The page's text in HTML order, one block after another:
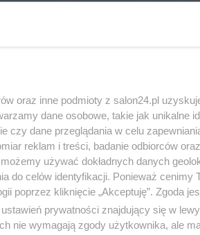
dalej. Czyli swojego pracodawcy.
PiS.
Trzaskowskiego w wyborach
oraz inne podmioty z salon24.pl
dane osobowe, takie jak unikalne
czy dane przeglądania w celu
reklam i treści, badanie odbiorców
używać dokładnych danych
do celów identyfikacji. Ponieważ cenimy
poprzez kliknięcie „Akceptuję”. Zgoda
prywatności znajdujący się w
nie wymagają zgody użytkownika, ale